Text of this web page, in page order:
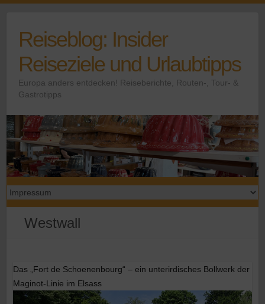
contentReiseblog: Insider
Reiseziele und Urlaubtipps
Europa anders entdecken! Reiseberichte, Routen-, Tour- &
Gastrotipps
Westwall
Das „Fort de Schoenenbourg“ – ein unterirdisches Bollwerk der
Maginot-Linie im Elsass